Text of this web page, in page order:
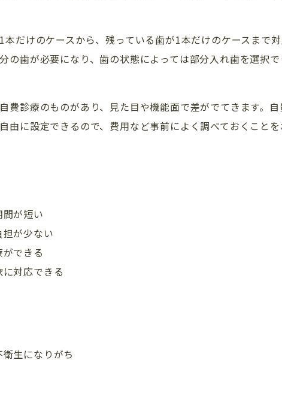
新着情報 診療
だけのケースから、残っている歯が1本だけのケースまで
の歯が必要になり、歯の状態によっては部分入れ歯を選択
費診療のものがあり、見た目や機能面で差がでてきます。自
由に設定できるので、費用など事前によく調べておくこと
が短い
が少ない
できる
対応できる
生になりがち